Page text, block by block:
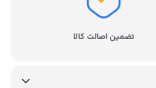
تضمین اصالت کالا